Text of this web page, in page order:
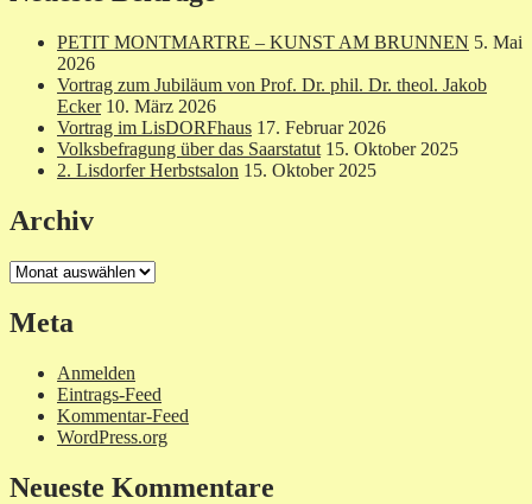
PETIT MONTMARTRE – KUNST AM BRUNNEN 5. Mai
2026
Vortrag zum Jubiläum von Prof. Dr. phil. Dr. theol. Jakob
Ecker 10. März 2026
Vortrag im LisDORFhaus 17. Februar 2026
Volksbefragung über das Saarstatut 15. Oktober 2025
2. Lisdorfer Herbstsalon 15. Oktober 2025
Archiv
Archiv
Meta
Anmelden
Eintrags-Feed
Kommentar-Feed
WordPress.org
Neueste Kommentare